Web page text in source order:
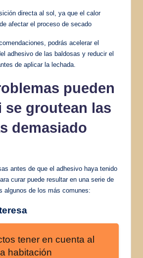
directa al sol, ya que el calor
afectar el proceso de secado
podrás acelerar el
adhesivo de las baldosas y reducir el
de aplicar la lechada.
pueden
se groutean las
demasiado
antes de que el adhesivo haya tenido
curar puede resultar en una serie de
algunos de los más comunes:
tener en cuenta al
habitación